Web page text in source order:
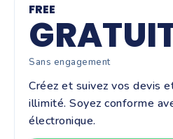
FREE
Sans engagement
Créez et suivez vos devis
illimité. Soyez conforme
électronique.